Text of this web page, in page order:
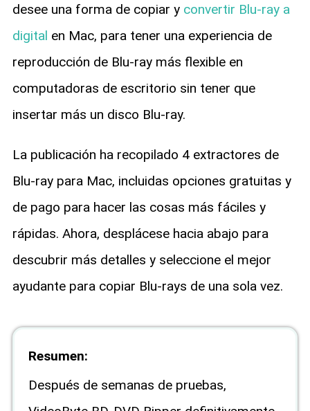
desee una forma de copiar y convertir Blu-ray a
digital en Mac, para tener una experiencia de
reproducción de Blu-ray más flexible en
computadoras de escritorio sin tener que
insertar más un disco Blu-ray.
La publicación ha recopilado 4 extractores de
Blu-ray para Mac, incluidas opciones gratuitas y
de pago para hacer las cosas más fáciles y
rápidas. Ahora, desplácese hacia abajo para
descubrir más detalles y seleccione el mejor
ayudante para copiar Blu-rays de una sola vez.
Resumen:
Después de semanas de pruebas,